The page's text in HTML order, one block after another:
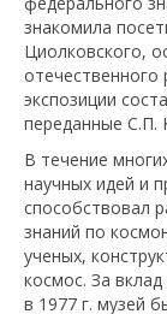
знакомила
Циолковского,
отечественного
экспозиции
переданные С.П.
В течение
научных идей и
способствовал
знаний по
ученых,
космос. За
в 1977 г. музей